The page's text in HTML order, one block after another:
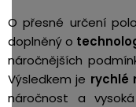
O přesné určení
doplněný o
náročnějších
Výsledkem je rychlé
náročnost a